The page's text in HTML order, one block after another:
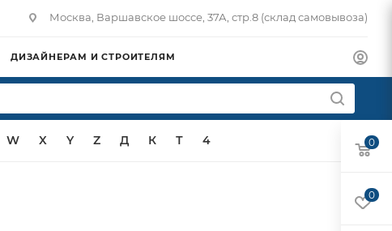
Москва, Варшавское шоссе, 37А, стр.8 (склад самовывоза)
ДИЗАЙНЕРАМ И СТРОИТЕЛЯМ
W X Y Z Д К Т 4 0
0